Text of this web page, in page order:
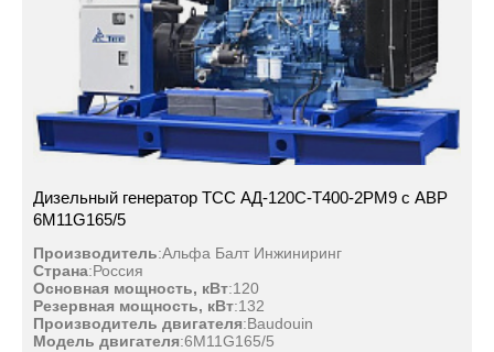
Дизельный генератор ТСС АД-120С-Т400-2РМ9 с АВР
6M11G165/5
Производитель:Альфа Балт Инжиниринг
Страна:Россия
Основная мощность, кВт:120
Резервная мощность, кВт:132
Производитель двигателя:Baudouin
Модель двигателя:6M11G165/5